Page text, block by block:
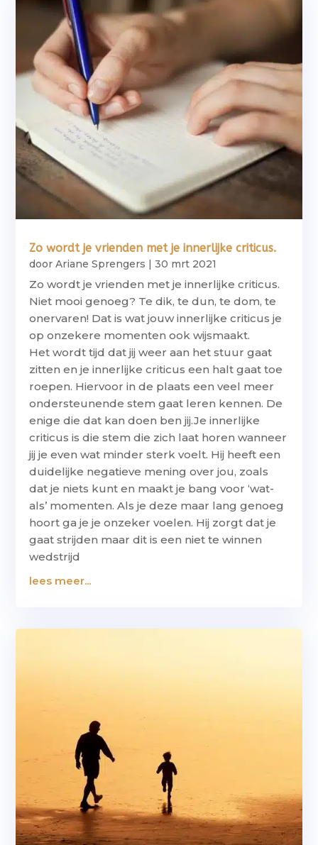
Zo wordt je vrienden met je innerlijke criticus.
doorAriane Sprengers |30 mrt 2021
Zo wordt je vrienden met je innerlijke criticus.
Niet mooi genoeg? Te dik, te dun, te dom, te
onervaren! Dat is wat jouw innerlijke criticus je
op onzekere momenten ook wijsmaakt.
Het wordt tijd dat jij weer aan het stuur gaat
zitten en je innerlijke criticus een halt gaat toe
roepen. Hiervoor in de plaats een veel meer
ondersteunende stem gaat leren kennen. De
enige die dat kan doen ben jij.Je innerlijke
criticus is die stem die zich laat horen wanneer
jij je even wat minder sterk voelt. Hij heeft een
duidelijke negatieve mening over jou, zoals
dat je niets kunt en maakt je bang voor ‘wat-
als’ momenten. Als je deze maar lang genoeg
hoort ga je je onzeker voelen. Hij zorgt dat je
gaat strijden maar dit is een niet te winnen
wedstrijd
lees meer...